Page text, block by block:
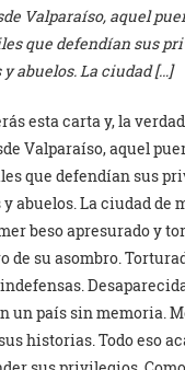
Valparaíso, aquel
que defendían sus
abuelos. La ciudad […]
esta carta y, la
Valparaíso, aquel
que defendían sus
abuelos. La ciudad de
beso apresurado y
de su asombro.
un país sin memoria.
historias. Todo eso